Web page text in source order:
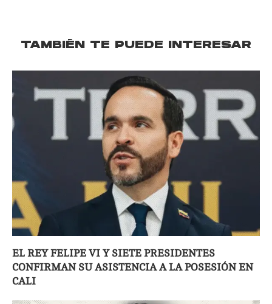
TAMBIÉN TE PUEDE INTERESAR
EL REY FELIPE VI Y SIETE PRESIDENTES
CONFIRMAN SU ASISTENCIA A LA POSESIÓN EN
CALI